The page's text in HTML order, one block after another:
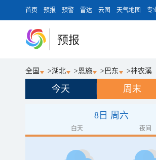
首页 预报 预警 雷达 云图 天气地图 专
预报
全国 >湖北 >恩施 > 巴东 >神农溪
今天 周末
8日 周六
白天 夜间